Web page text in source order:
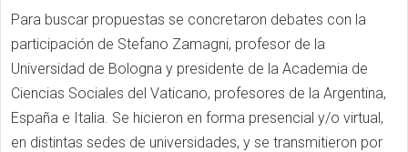
Para buscar propuestas se concretaron debates con la
participación de Stefano Zamagni, profesor de la
Universidad de Bologna y presidente de la Academia de
Ciencias Sociales del Vaticano, profesores de la Argentina,
España e Italia. Se hicieron en forma presencial y/o virtual,
en distintas sedes de universidades, y se transmitieron por